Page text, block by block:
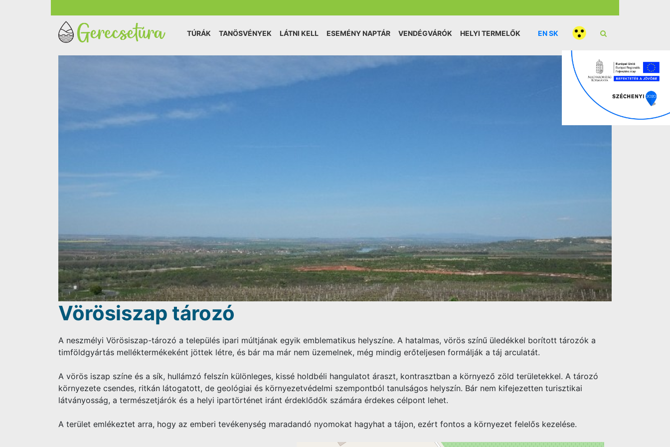
TÚRÁK TANÖSVÉNYEK LÁTNI KELL ESEMÉNY NAPTÁR VENDÉGVÁRÓK HELYI TERMELŐK ENSK
Vörösiszap tározó
A neszmélyi Vörösiszap-tározó a település ipari múltjának egyik emblematikus helyszíne. A hatalmas, vörös színű üledékkel borított tározók a
timföldgyártás melléktermékeként jöttek létre, és bár ma már nem üzemelnek, még mindig erőteljesen formálják a táj arculatát.
A vörös iszap színe és a sík, hullámzó felszín különleges, kissé holdbéli hangulatot áraszt, kontrasztban a környező zöld területekkel. A tározó
környezete csendes, ritkán látogatott, de geológiai és környezetvédelmi szempontból tanulságos helyszín. Bár nem kifejezetten turisztikai
látványosság, a természetjárók és a helyi ipartörténet iránt érdeklődők számára érdekes célpont lehet.
A terület emlékeztet arra, hogy az emberi tevékenység maradandó nyomokat hagyhat a tájon, ezért fontos a környezet felelős kezelése.